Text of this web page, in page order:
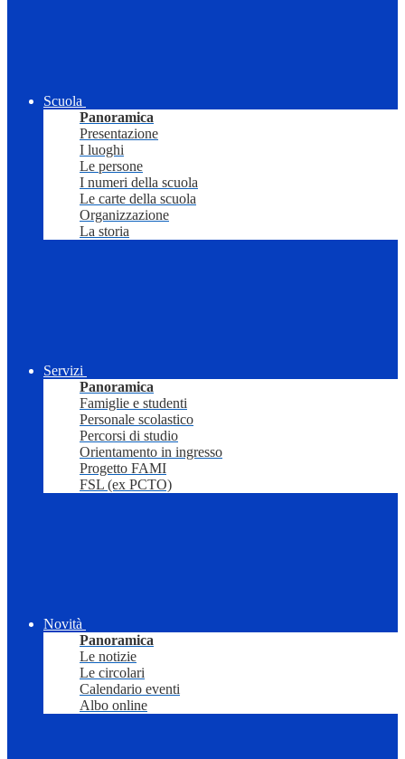
Scuola
Panoramica
Presentazione
I luoghi
Le persone
I numeri della scuola
Le carte della scuola
Organizzazione
La storia
Servizi
Panoramica
Famiglie e studenti
Personale scolastico
Percorsi di studio
Orientamento in ingresso
Progetto FAMI
FSL (ex PCTO)
Novità
Panoramica
Le notizie
Le circolari
Calendario eventi
Albo online